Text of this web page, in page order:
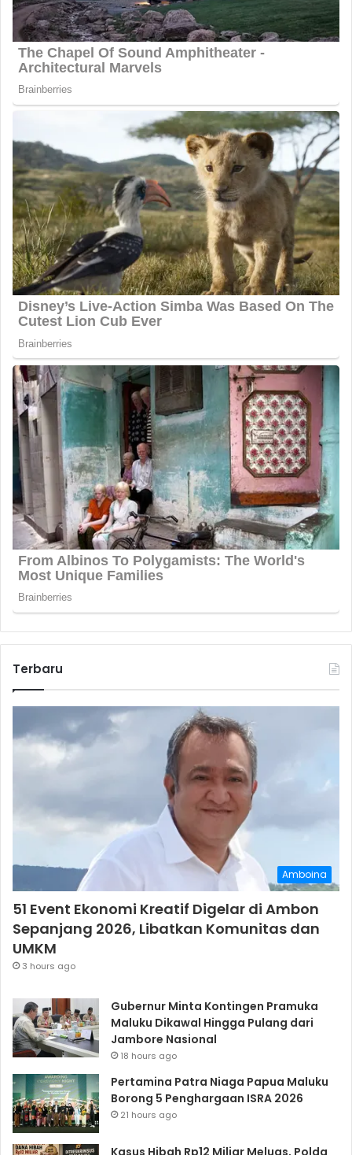
Terbaru
Amboina
51 Event Ekonomi Kreatif Digelar di Ambon
Sepanjang 2026, Libatkan Komunitas dan
UMKM
3 hours ago
Gubernur Minta Kontingen Pramuka
Maluku Dikawal Hingga Pulang dari
Jambore Nasional
18 hours ago
Pertamina Patra Niaga Papua Maluku
Borong 5 Penghargaan ISRA 2026
21 hours ago
Kasus Hibah Rp12 Miliar Meluas, Polda